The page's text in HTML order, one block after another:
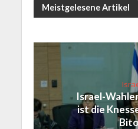
Meistgelesene Artikel
Israel-
ist die